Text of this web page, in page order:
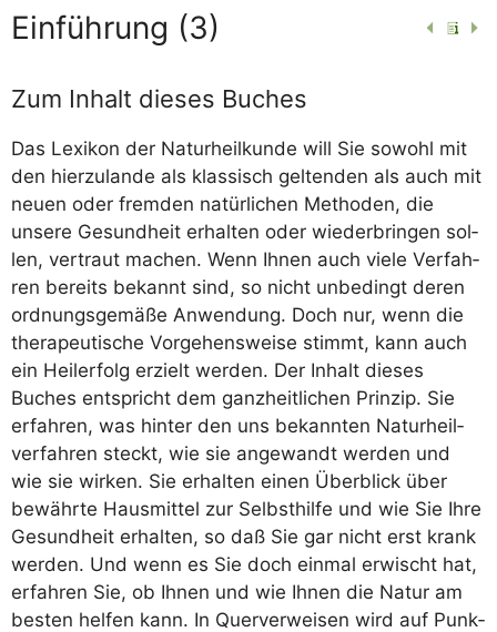
Einführung (3)
Zum Inhalt dieses Buches
Das Lexi­kon der Natur­heil­kun­de will Sie sowohl mit
den hier­zu­lan­de als klas­sisch gel­ten­den als auch mit
neu­en oder frem­den natür­li­chen Metho­den, die
unse­re Gesund­heit erhal­ten oder wie­der­brin­gen sol­
len, ver­traut machen. Wenn Ihnen auch vie­le Ver­fah­
ren bereits bekannt sind, so nicht unbe­dingt deren
ord­nungs­ge­mä­ße Anwen­dung. Doch nur, wenn die
the­ra­peu­ti­sche Vor­ge­hens­wei­se stimmt, kann auch
ein Heil­erfolg erzielt wer­den. Der Inhalt die­ses
Buches ent­spricht dem ganz­heit­li­chen Prin­zip. Sie
erfah­ren, was hin­ter den uns bekann­ten Natur­heil­
ver­fah­ren steckt, wie sie ange­wandt wer­den und
wie sie wir­ken. Sie erhal­ten einen Über­blick über
bewähr­te Haus­mit­tel zur Selbst­hil­fe und wie Sie Ihre
Gesund­heit erhal­ten, so daß Sie gar nicht erst krank
wer­den. Und wenn es Sie doch ein­mal erwischt hat,
erfah­ren Sie, ob Ihnen und wie Ihnen die Natur am
bes­ten hel­fen kann. In Quer­ver­wei­sen wird auf Punk­